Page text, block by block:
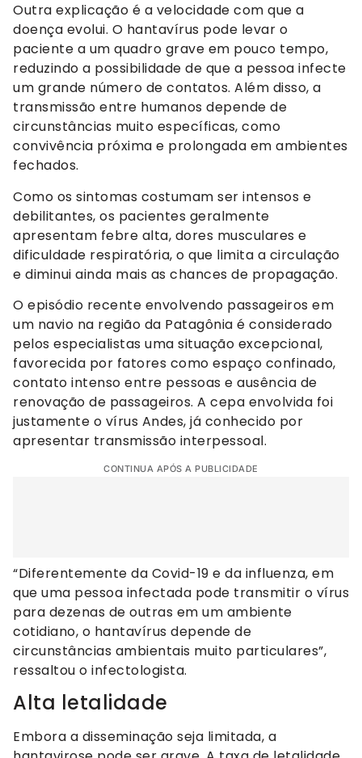
Outra explicação é a velocidade com que a
doença evolui. O hantavírus pode levar o
paciente a um quadro grave em pouco tempo,
reduzindo a possibilidade de que a pessoa infecte
um grande número de contatos. Além disso, a
transmissão entre humanos depende de
circunstâncias muito específicas, como
convivência próxima e prolongada em ambientes
fechados.
Como os sintomas costumam ser intensos e
debilitantes, os pacientes geralmente
apresentam febre alta, dores musculares e
dificuldade respiratória, o que limita a circulação
e diminui ainda mais as chances de propagação.
O episódio recente envolvendo passageiros em
um navio na região da Patagônia é considerado
pelos especialistas uma situação excepcional,
favorecida por fatores como espaço confinado,
contato intenso entre pessoas e ausência de
renovação de passageiros. A cepa envolvida foi
justamente o vírus Andes, já conhecido por
apresentar transmissão interpessoal.
CONTINUA APÓS A PUBLICIDADE
“Diferentemente da Covid-19 e da influenza, em
que uma pessoa infectada pode transmitir o vírus
para dezenas de outras em um ambiente
cotidiano, o hantavírus depende de
circunstâncias ambientais muito particulares”,
ressaltou o infectologista.
Alta letalidade
Embora a disseminação seja limitada, a